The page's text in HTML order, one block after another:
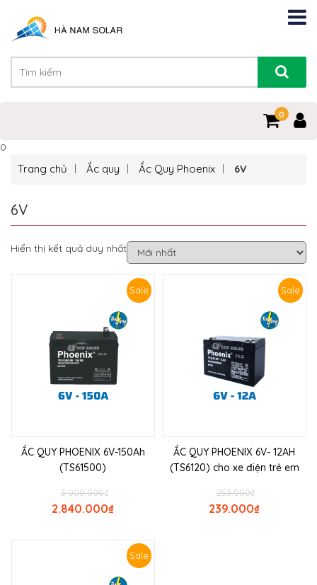
0
0
Trang chủ Ắc quy Ắc Quy Phoenix 6V
6V
Hiển thị kết quả duy nhất
Sale
ẮC QUY PHOENIX 6V-150Ah
(TS61500)
₫
3.000.000
₫
2.840.000
Sale
ẮC QUY PHOENIX 6V- 12AH
(TS6120) cho xe điện trẻ em
₫
253.000
₫
239.000
Sale